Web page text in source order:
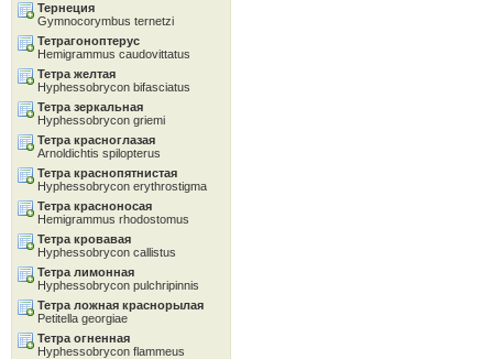
Тернеция
Gymnocorymbus ternetzi
Тетрагоноптерус
Hemigrammus caudovittatus
Тетра желтая
Hyphessobrycon bifasciatus
Тетра зеркальная
Hyphessobrycon griemi
Тетра красноглазая
Arnoldichtis spilopterus
Тетра краснопятнистая
Hyphessobrycon erythrostigma
Тетра красноносая
Hemigrammus rhodostomus
Тетра кровавая
Hyphessobrycon callistus
Тетра лимонная
Hyphessobrycon pulchripinnis
Тетра ложная краснорылая
Petitella georgiae
Тетра огненная
Hyphessobrycon flammeus